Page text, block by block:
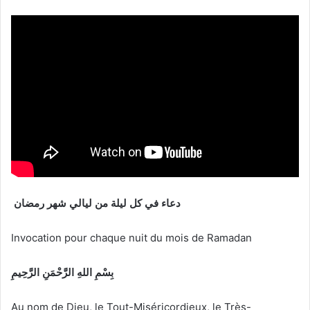
دعاء في كل ليلة من ليالي شهر رمضان
Invocation pour chaque nuit du mois de Ramadan
Au nom de Dieu, le Tout-Miséricordieux, le Très-